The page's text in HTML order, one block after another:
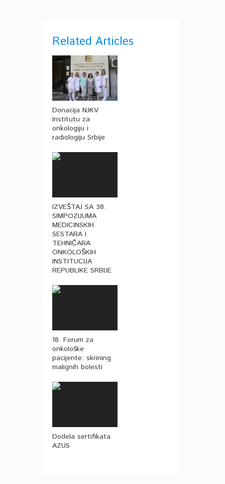
Related Articles
Donacija NJKV
Institutu za
onkologiju i
radiologiju Srbije
IZVEŠTAJ SA 38.
SIMPOZIJUMA
MEDICINSKIH
SESTARA I
TEHNIČARA
ONKOLOŠKIH
INSTITUCIJA
REPUBLIKE SRBIJE
18. Forum za
onkološke
pacijente: skrining
malignih bolesti
Dodela sertifikata
AZUS